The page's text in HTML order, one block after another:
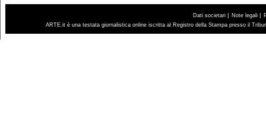
Dati societari | Note legali |
ARTE.it è una testata giornalistica online iscritta al Registro della Stampa presso il